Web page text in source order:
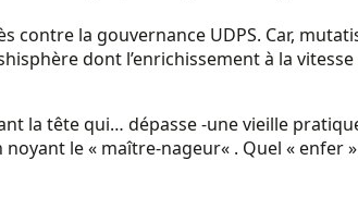
contre la gouvernance UDPS. Car,
dont l’enrichissement à la
la tête qui… dépasse -une vieille
le « maître-nageur« . Quel « enfer